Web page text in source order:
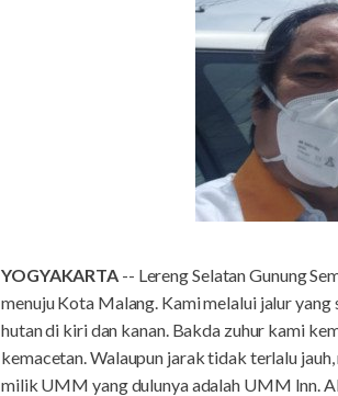
YOGYAKARTA -- Lereng Selatan Gunung
menuju Kota Malang. Kami melalui jalur
hutan di kiri dan kanan. Bakda zuhur kami
kemacetan. Walaupun jarak tidak terlalu
milik UMM yang dulunya adalah UMM Inn.